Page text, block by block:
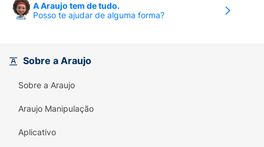
A Araujo tem de tudo.
Posso te ajudar de alguma forma?
Sobre a Araujo
Sobre a Araujo
Araujo Manipulação
Aplicativo